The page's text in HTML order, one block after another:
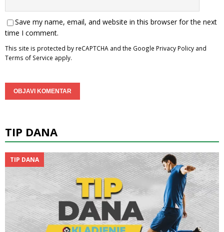
Save my name, email, and website in this browser for the next
time I comment.
This site is protected by reCAPTCHA and the Google Privacy Policy and
Terms of Service apply.
TIP DANA
TIP DANA